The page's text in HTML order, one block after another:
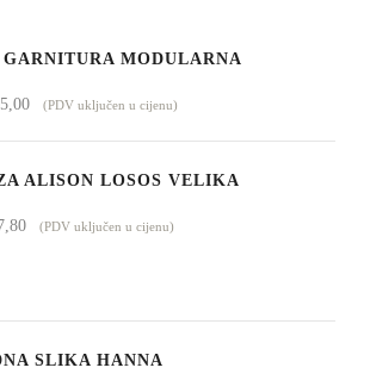
MODULARNA
Raspon
cijena:
od
(PDV uključen u cijenu)
ALISON LOSOS VELIKA
(PDV uključen u cijenu)
SLIKA HANNA